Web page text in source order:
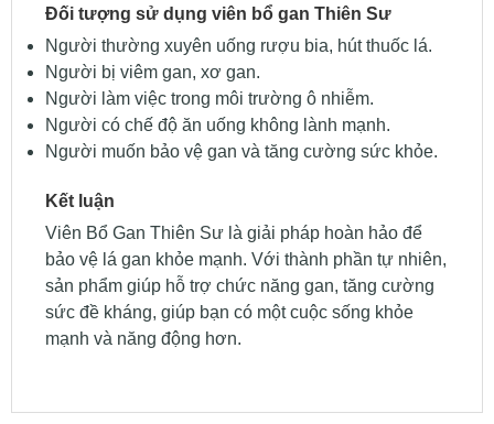
Đối tượng sử dụng viên bổ gan Thiên Sư
Người thường xuyên uống rượu bia, hút thuốc lá.
Người bị viêm gan, xơ gan.
Người làm việc trong môi trường ô nhiễm.
Người có chế độ ăn uống không lành mạnh.
Người muốn bảo vệ gan và tăng cường sức khỏe.
Kết luận
Viên Bổ Gan Thiên Sư là giải pháp hoàn hảo để
bảo vệ lá gan khỏe mạnh. Với thành phần tự nhiên,
sản phẩm giúp hỗ trợ chức năng gan, tăng cường
sức đề kháng, giúp bạn có một cuộc sống khỏe
mạnh và năng động hơn.